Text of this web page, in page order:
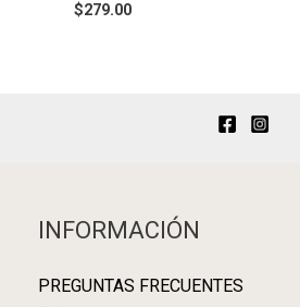
$279.00
INFORMACIÓN
PREGUNTAS FRECUENTES